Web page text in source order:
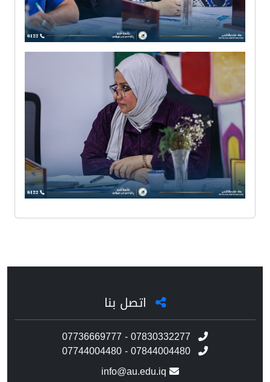
اتصل بنا
07736669777 - 07830332277
07744004480 - 07844004480
info@au.edu.iq